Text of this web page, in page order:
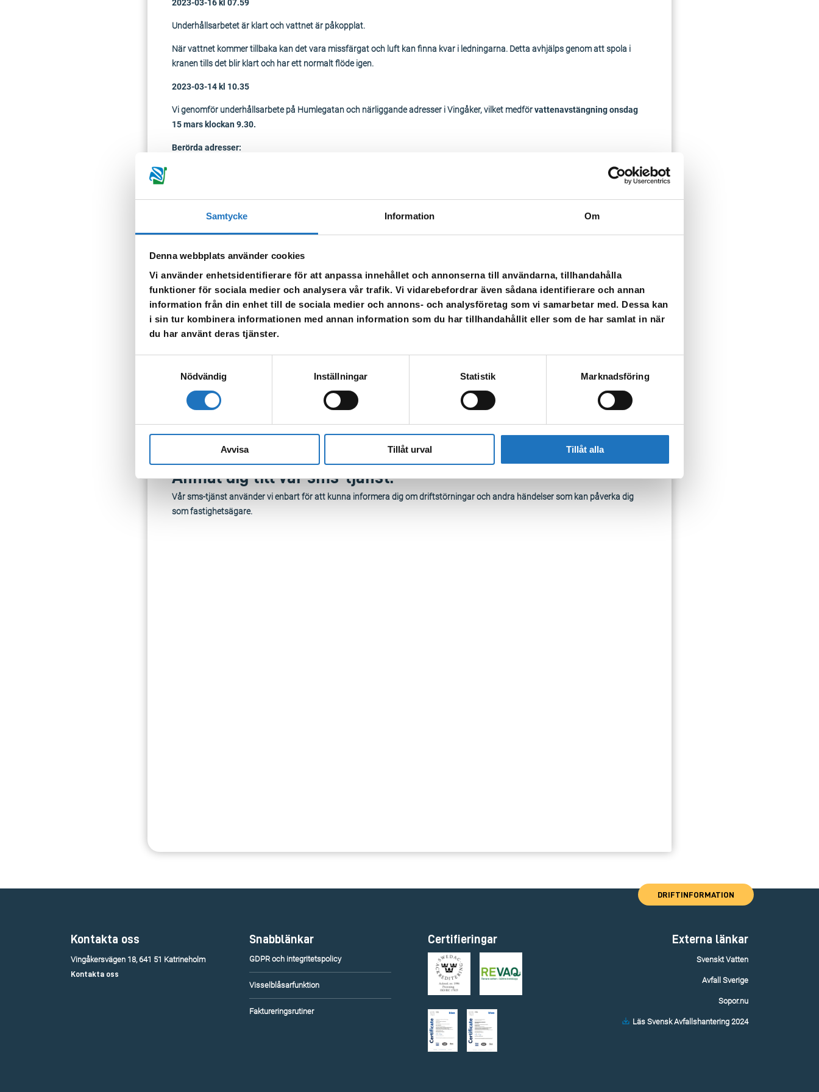
Samtycke Information Om
Denna webbplats använder cookies
Vi använder enhetsidentifierare för att anpassa innehållet och annonserna till användarna, tillhandahålla
funktioner för sociala medier och analysera vår trafik. Vi vidarebefordrar även sådana identifierare och annan
information från din enhet till de sociala medier och annons- och analysföretag som vi samarbetar med. Dessa kan
i sin tur kombinera informationen med annan information som du har tillhandahållit eller som de har samlat in när
du har använt deras tjänster.
Nödvändig
Inställningar Statistik Marknadsföring
Avvisa Tillåt urval Tillåt alla
2023-03-16 kl 07.59
Underhållsarbetet är klart och vattnet är påkopplat.
När vattnet kommer tillbaka kan det vara missfärgat och luft kan finna kvar i ledningarna. Detta avhjälps genom att spola i
kranen tills det blir klart och har ett normalt flöde igen.
2023-03-14 kl 10.35
Vi genomför underhållsarbete på Humlegatan och närliggande adresser i Vingåker, vilket medförvattenavstängning onsdag
15 mars klockan 9.30.
Berörda adresser:
Skolgatan 12
Hjortgränd 2 A-C, 4 A-C
Vannalaplan 1-C
Tappa gärna upp vatten för eget behov. Vattenkärror är placerade vid förskolan Gränden och på Humlegatan.
När vattnet kommer tillbaka kan det vara missfärgat och avhjälps genom att spola i kranen till det blir klart igen.
Vid frågor är du välkommen att kontakta vår kundservice på telefon 0150-800 100.
Anmäl dig till vår sms-tjänst.
Vår sms-tjänst använder vi enbart för att kunna informera dig om driftstörningar och andra händelser som kan påverka dig
som fastighetsägare.
DRIFTINFORMATION
Kontakta oss
Vingåkersvägen 18, 641 51 Katrineholm
Kontakta oss
Snabblänkar
GDPR och integritetspolicy
Visselblåsarfunktion
Faktureringsrutiner
Certifieringar Externa länkar
Svenskt Vatten
Avfall Sverige
Sopor.nu
Läs Svensk Avfallshantering 2024